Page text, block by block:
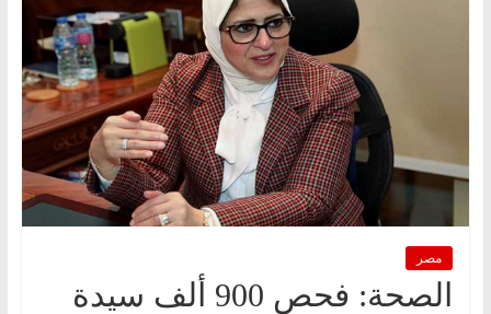
مصر
الصحة: فحص 900 ألف سيدة